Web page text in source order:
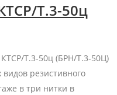
Т.3-50ц
Т.3-50ц (БРН/Т.3-50Ц)
резистивного
в три нитки в